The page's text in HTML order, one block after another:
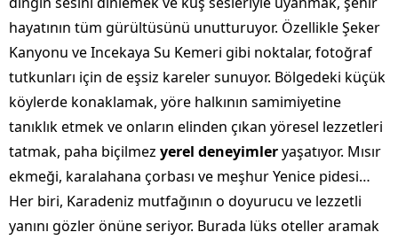
hayatının tüm gürültüsünü unutturuyor. Özellikle Şeker
Kanyonu ve Incekaya Su Kemeri gibi noktalar, fotoğraf
tutkunları için de eşsiz kareler sunuyor. Bölgedeki küçük
köylerde konaklamak, yöre halkının samimiyetine
tanıklık etmek ve onların elinden çıkan yöresel lezzetleri
tatmak, paha biçilmez yerel deneyimleryaşatıyor. Mısır
ekmeği, karalahana çorbası ve meşhur Yenice pidesi…
Her biri, Karadeniz mutfağının o doyurucu ve lezzetli
yanını gözler önüne seriyor. Burada lüks oteller aramak